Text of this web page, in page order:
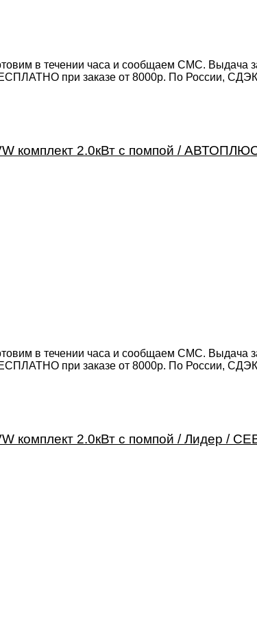
в течении часа и сообщаем СМС. Выдача
при заказе от 8000р. По России,
комплект 2.0кВт с помпой /
в течении часа и сообщаем СМС. Выдача
при заказе от 8000р. По России,
комплект 2.0кВт с помпой / Лидер /